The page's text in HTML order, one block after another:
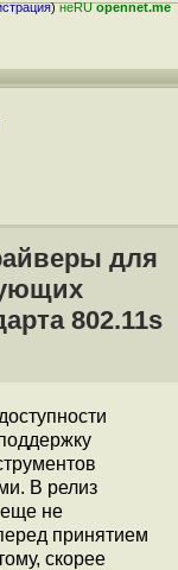
)неRUopennet.me
для
802.11s
В релиз
не
принятием
скорее